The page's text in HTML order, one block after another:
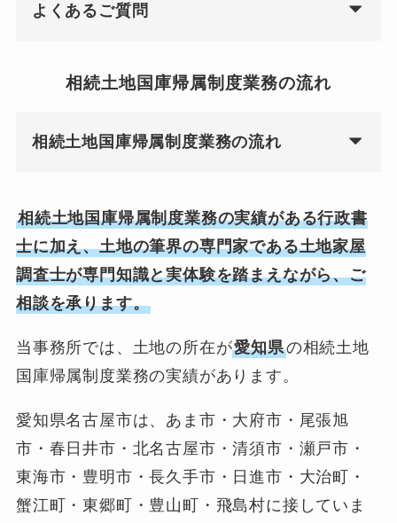
よくあるご質問
相続土地国庫帰属制度業務の流れ
相続土地国庫帰属制度業務の流れ
相続土地国庫帰属制度業務の実績がある行政書
士に加え、土地の筆界の専門家である土地家屋
調査士が専門知識と実体験を踏まえながら、ご
相談を承ります。
当事務所では、土地の所在が愛知県の相続土地
国庫帰属制度業務の実績があります。
愛知県名古屋市は、あま市・大府市・尾張旭
市・春日井市・北名古屋市・清須市・瀬戸市・
東海市・豊明市・長久手市・日進市・大治町・
蟹江町・東郷町・豊山町・飛島村に接していま